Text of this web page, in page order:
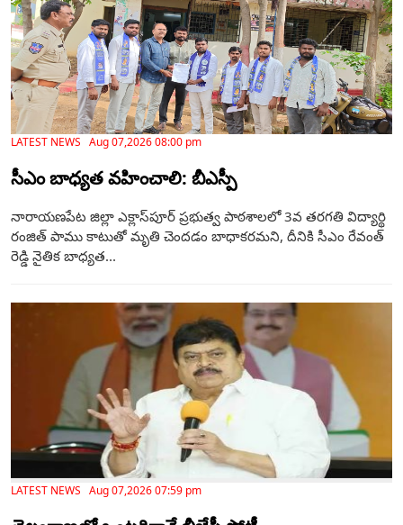
LATEST NEWS Aug 07,2026 08:00 pm
సీఎం బాధ్యత వహించాలి: బీఎస్పీ
నారాయణపేట జిల్లా ఎక్లాస్‌పూర్ ప్రభుత్వ పాఠశాలలో 3వ తరగతి విద్యార్థి
రంజిత్ పాము కాటుతో మృతి చెందడం బాధాకరమని, దీనికి సీఎం రేవంత్
రెడ్డి నైతిక బాధ్యత...
LATEST NEWS Aug 07,2026 07:59 pm